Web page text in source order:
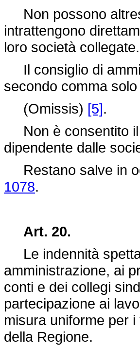
Non possono
intrattengono
loro società collegate.
Il consiglio di
secondo comma
(Omissis) [5].
Non è consentito il
dipendente dalle
Restano salve in
1078.
Art. 20.
Le indennità
amministrazione, ai
conti e dei collegi
partecipazione ai
misura uniforme per
della Regione.